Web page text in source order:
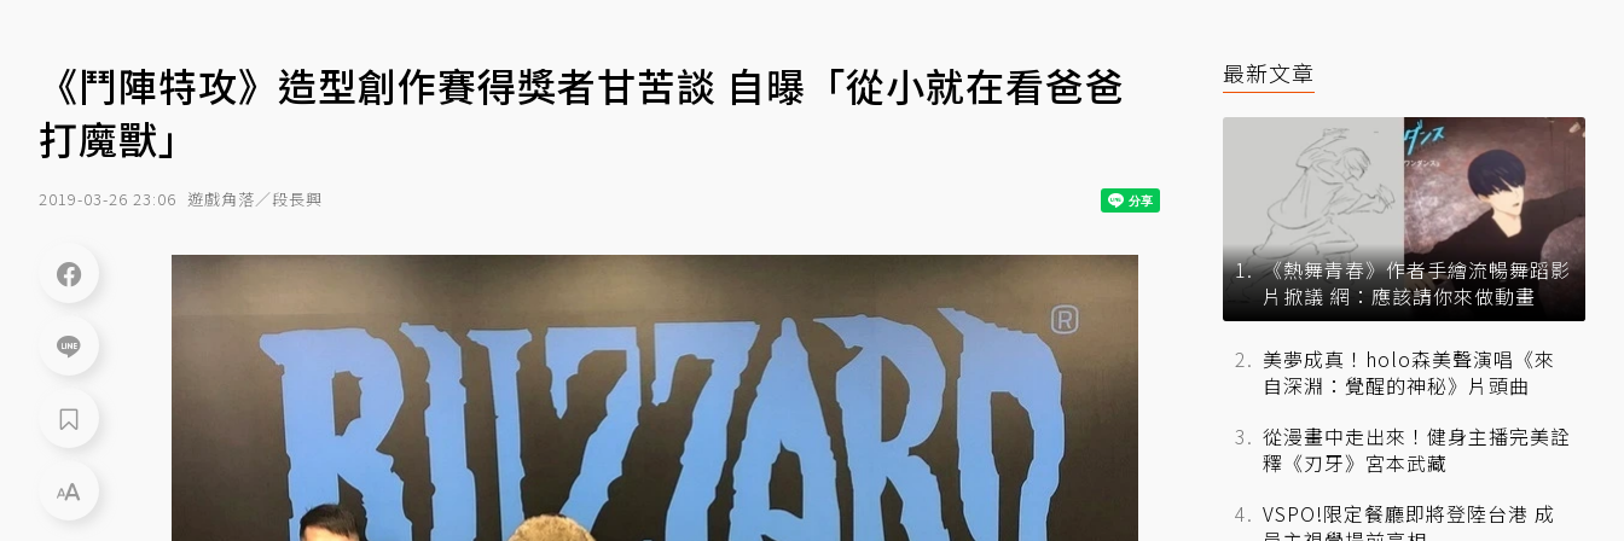
《鬥陣特攻》造型創作賽得獎者甘苦談 自曝「從小就在看爸爸
打魔獸」
2019-03-26 23:06 遊戲角落／段長興
最新文章
《熱舞青春》作者手繪流暢舞蹈影
片掀議 網：應該請你來做動畫
美夢成真！holo森美聲演唱《來
自深淵：覺醒的神秘》片頭曲
從漫畫中走出來！健身主播完美詮
釋《刃牙》宮本武藏
VSPO!限定餐廳即將登陸台港 成